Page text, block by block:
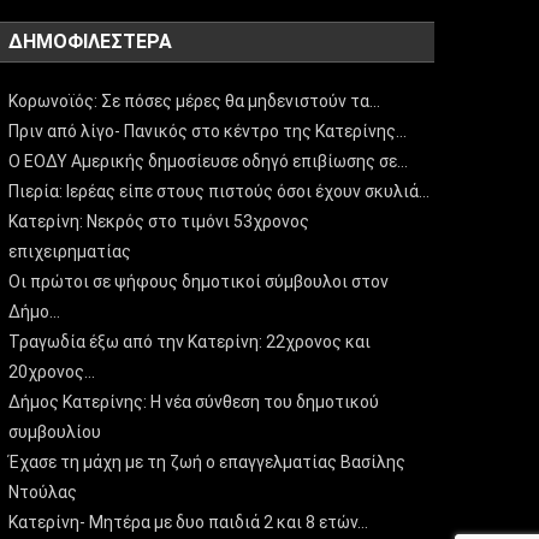
ΔΗΜΟΦΙΛΈΣΤΕΡΑ
Κορωνοϊός: Σε πόσες μέρες θα μηδενιστούν τα…
Πριν από λίγο- Πανικός στο κέντρο της Κατερίνης…
Ο ΕΟΔΥ Αμερικής δημοσίευσε οδηγό επιβίωσης σε…
Πιερία: Ιερέας είπε στους πιστούς όσοι έχουν σκυλιά…
Κατερίνη: Νεκρός στο τιμόνι 53χρονος
επιχειρηματίας
Οι πρώτοι σε ψήφους δημοτικοί σύμβουλοι στον
Δήμο…
Τραγωδία έξω από την Κατερίνη: 22χρονος και
20χρονος…
Δήμος Κατερίνης: Η νέα σύνθεση του δημοτικού
συμβουλίου
Έχασε τη μάχη με τη ζωή ο επαγγελματίας Βασίλης
Ντούλας
Κατερίνη- Μητέρα με δυο παιδιά 2 και 8 ετών…